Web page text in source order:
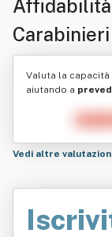
Atri
Valuta la capacità
aiutando a
Vedi altre